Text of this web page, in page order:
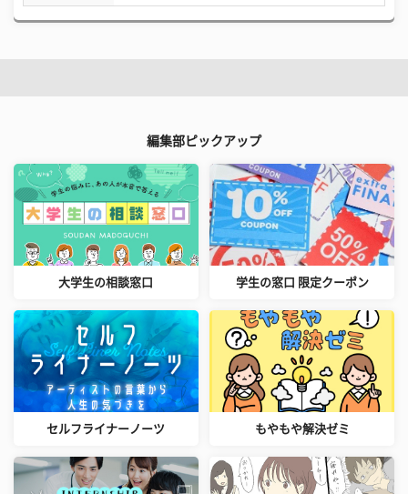
編集部ピックアップ
大学生の相談窓口 学生の窓口 限定クーポン
セルフライナーノーツ もやもや解決ゼミ